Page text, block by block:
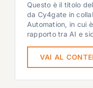
Questo è il titolo
da Cy4gate in
Automation, in cui
rapporto tra AI e
VAI AL